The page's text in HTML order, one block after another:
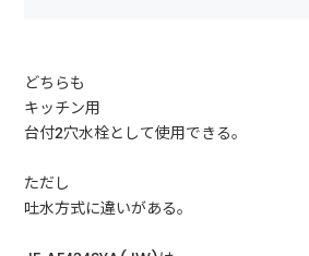
どちらも
キッチン用
台付2穴水栓として使用できる。
ただし
吐水方式に違いがある。